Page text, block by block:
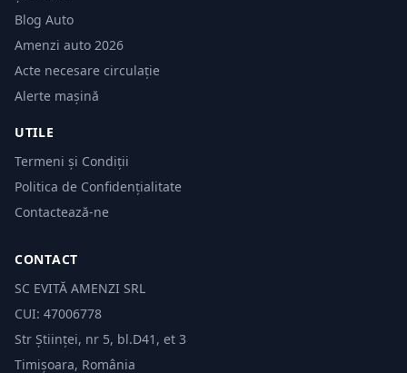
Blog Auto
Amenzi auto 2026
Acte necesare circulație
Alerte mașină
UTILE
Termeni și Condiții
Politica de Confidențialitate
Contactează-ne
CONTACT
SC EVITĂ AMENZI SRL
CUI: 47006778
Str Științei, nr 5, bl.D41, et 3
Timișoara, România